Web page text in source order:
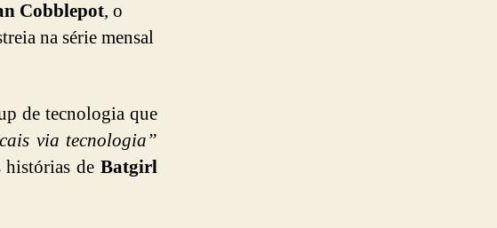
Cobblepot, o
na série mensal
de tecnologia que
via tecnologia”
histórias deBatgirl